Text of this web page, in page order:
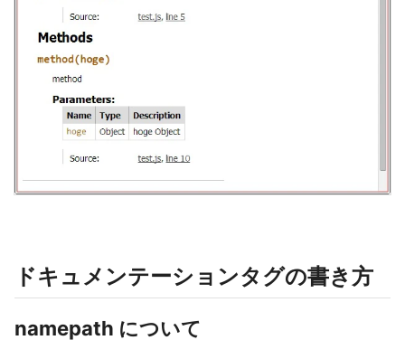
ドキュメンテーションタグの書き方
namepath について